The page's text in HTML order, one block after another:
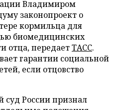
Владимиром
законопроект о
кормильца для
биомедицинских
отца, передаетТАСС.
гарантии социальной
если отцовство
суд России признал